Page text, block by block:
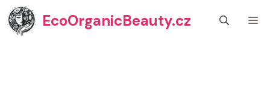
Přeskočit
na
obsah
EcoOrganicBeauty.cz